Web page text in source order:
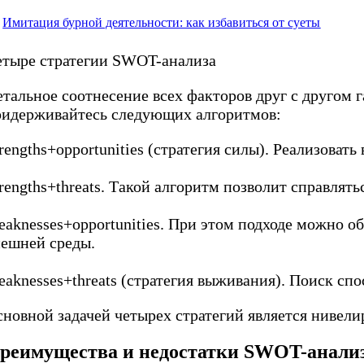
Имитация бурной деятельности: как избавиться от суеты
стратегии SWOT-анализа
соотнесение всех факторов друг с
следующих алгоритмов:
(стратегия силы).
Такой алгоритм позволит
При этом подходе можно
среды.
(стратегия выживания). Поиск
задачей четырех стратегий является
и недостатки SWOT-